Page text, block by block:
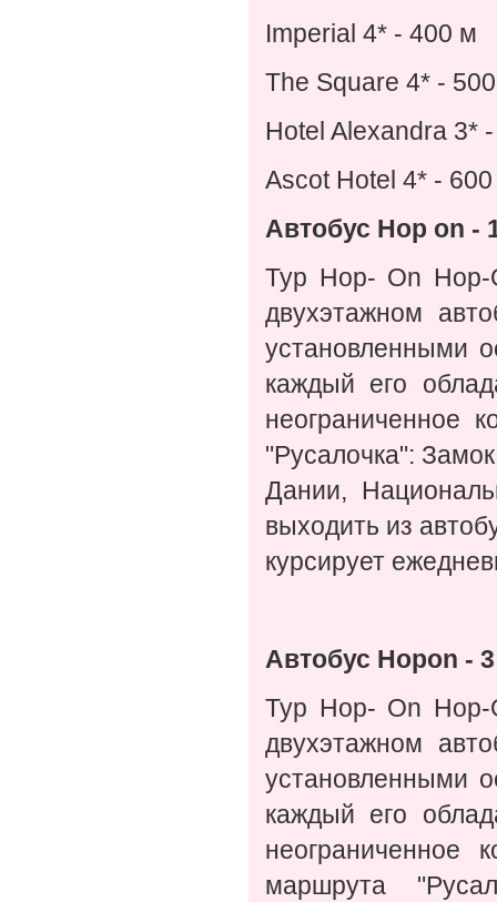
Imperial 4* - 400 м
The Square 4* -
Hotel Alexandra 3*
Ascot Hotel 4* -
Автобус Hop on -
Тур Hop- On Hop-
двухэтажном
установленными
каждый его
неограниченное
"Русалочка":
Дании,
выходить из
курсирует
Автобус Hopon -
Тур Hop- On Hop-
двухэтажном
установленными
каждый его
неограниченное
маршрута